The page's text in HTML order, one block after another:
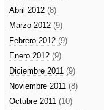
Abril 2012 (8)
Marzo 2012 (9)
Febrero 2012 (9)
Enero 2012 (9)
Diciembre 2011 (9)
Noviembre 2011 (8)
Octubre 2011 (10)